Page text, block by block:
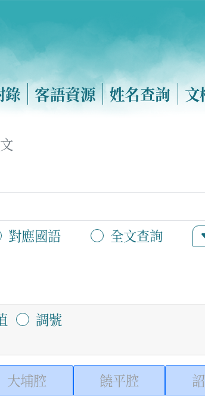
錄 客語資源 姓名查詢 文
對應國語 全文查詢
調號
大埔腔 饒平腔